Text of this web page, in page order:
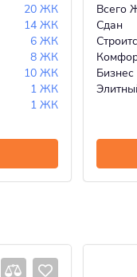
20 ЖК
14 ЖК
6 ЖК
8 ЖК
10 ЖК
1 ЖК
1 ЖК
Всего
Сдан
Бизнес